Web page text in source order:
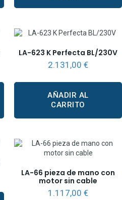
LA-623 K Perfecta BL/230V
2.131,00 €
AÑADIR AL
CARRITO
LA-66 pieza de mano con
motor sin cable
1.117,00 €